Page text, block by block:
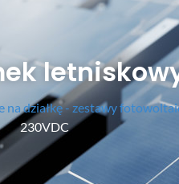
letniskowy
na działkę - zestawy
230VDC